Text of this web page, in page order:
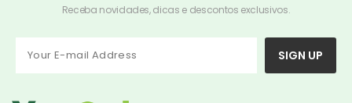
Receba novidades, dicas e descontos exclusivos.
SIGN UP